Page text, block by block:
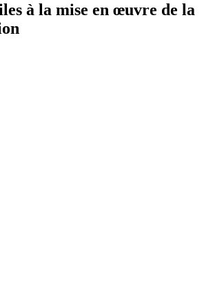
à la mise en œuvre de la